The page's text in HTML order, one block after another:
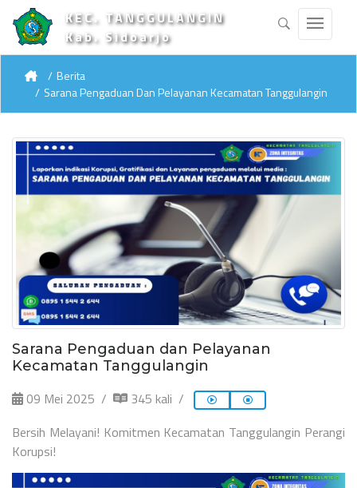
KEC. TANGGULANGIN
Kab. Sidoarjo
Berita
Sarana Pengaduan Dan Pelayanan Kecamatan Tanggulangin
Sarana Pengaduan dan Pelayanan
Kecamatan Tanggulangin
09 Mei 2025
345 kali
Bersih Melayani! Komitmen Kecamatan Tanggulangin Perangi
Korupsi!